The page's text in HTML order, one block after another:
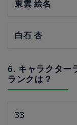
東雲 絵名
白石 杏
6. キャラクター
ランクは？
33